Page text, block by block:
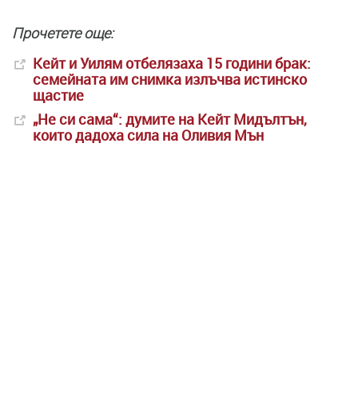
Прочетете още:
Кейт и Уилям отбелязаха 15 години брак:
семейната им снимка излъчва истинско
щастие
„Не си сама“: думите на Кейт Мидълтън,
които дадоха сила на Оливия Мън